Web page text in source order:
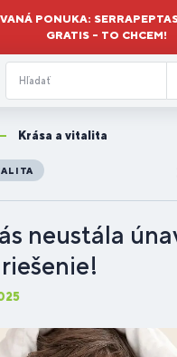
PONUKA:
GRATIS – TO CHCEM!
Krása a vitalita
neustála